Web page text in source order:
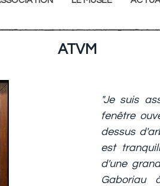
ATVM
"Je suis
fenêtre
dessus
est
d'une